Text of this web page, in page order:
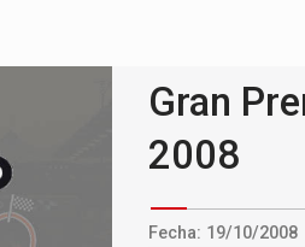
Gran
2008
Fecha: 19/10/2008